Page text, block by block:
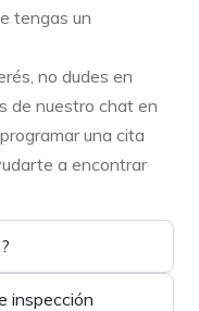
tengas un
no dudes en
de nuestro chat en
una cita
a encontrar
inspección